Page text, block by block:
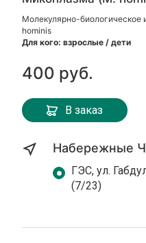
Молекулярно-биологическое
hominis
Для кого: взрослые / дети
400 руб.
В заказ
Набережные
ГЭС, ул.
(7/23)